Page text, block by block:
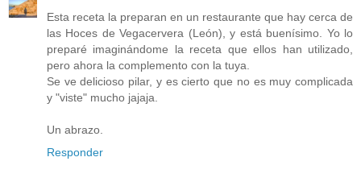
Esta receta la preparan en un restaurante que hay cerca de
las Hoces de Vegacervera (León), y está buenísimo. Yo lo
preparé imaginándome la receta que ellos han utilizado,
pero ahora la complemento con la tuya.
Se ve delicioso pilar, y es cierto que no es muy complicada
y "viste" mucho jajaja.
Un abrazo.
Responder